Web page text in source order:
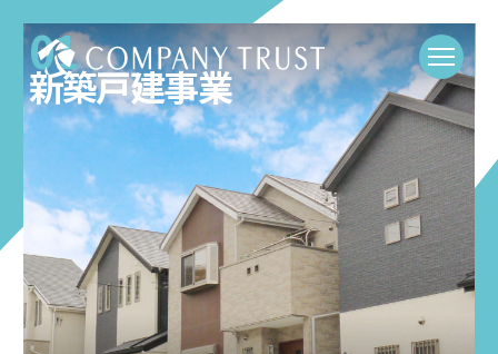
01
新築戸建事業